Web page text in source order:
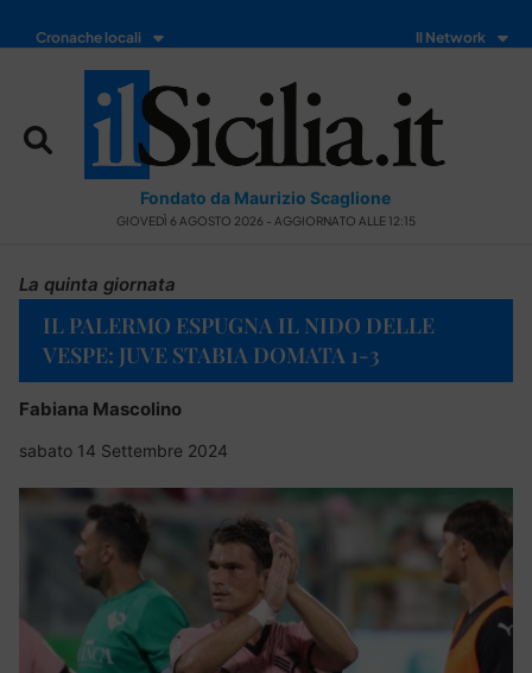
Cronache locali Il Network
Fondato da Maurizio Scaglione
GIOVEDÌ 6 AGOSTO 2026 - AGGIORNATO ALLE 12:15
La quinta giornata
IL PALERMO ESPUGNA IL NIDO DELLE
VESPE: JUVE STABIA DOMATA 1-3
Fabiana Mascolino
sabato 14 Settembre 2024